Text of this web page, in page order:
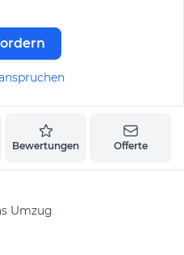
Bewertungen Offerte
Umzug